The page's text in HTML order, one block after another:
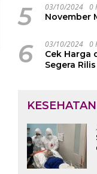
Jambi
5 03/10/2024 0
November
6 03/10/2024 0
Cek Harga
Segera
KESEHATAN